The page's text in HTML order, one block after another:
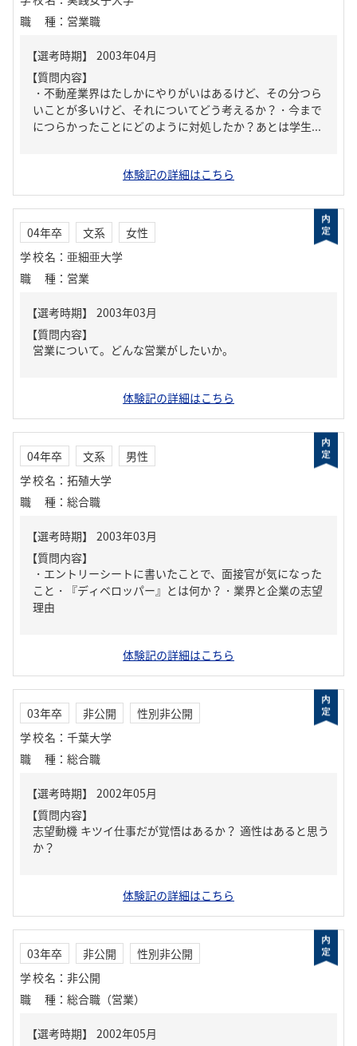
職種 ： 営業職
【質問内容】
・不動産業界はたしかにやりがいはあるけど、その分つら
いことが多いけど、それについてどう考えるか？・今まで
につらかったことにどのように対処したか？あとは学生...
体験記の詳細はこちら
04年卒 文系
女性
学校名 ： 亜細亜大学
職種 ： 営業
【質問内容】
営業について。どんな営業がしたいか。
体験記の詳細はこちら
04年卒 文系
男性
学校名 ： 拓殖大学
職種 ： 総合職
【質問内容】
・エントリーシートに書いたことで、面接官が気になった
こと・『ディベロッパー』とは何か？・業界と企業の志望
理由
体験記の詳細はこちら
03年卒 非公開
性別非公開
学校名 ： 千葉大学
職種 ： 総合職
【質問内容】
志望動機 キツイ仕事だが覚悟はあるか？ 適性はあると思う
か？
体験記の詳細はこちら
03年卒 非公開
性別非公開
学校名 ： 非公開
職種 ： 総合職（営業）